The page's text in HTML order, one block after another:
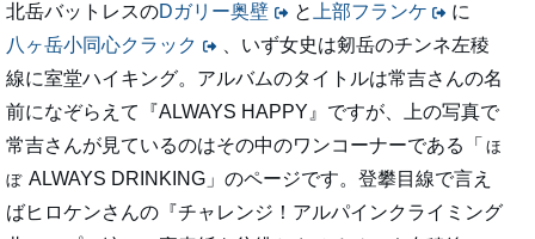
北岳バットレスのDガリー奥壁 と 上部フランケ
に
八ヶ岳小同心クラック
、いず女史は剱岳のチンネ左稜
線に室堂ハイキング。アルバムのタイトルは常吉さんの名
前になぞらえて『ALWAYS HAPPY』ですが、上の写真で
常吉さんが見ているのはその中のワンコーナーである「 ほ
ぼ ALWAYS DRINKING」のページです。登攀目線で言え
ばヒロケンさんの『チャレンジ！アルパインクライミング